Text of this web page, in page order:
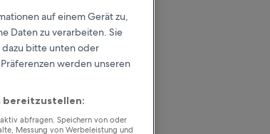
auf einem Gerät zu,
Daten zu verarbeiten. Sie
dazu bitte unten oder
werden unseren
bereitzustellen:
abfragen. Speichern von oder
Messung von Werbeleistung und